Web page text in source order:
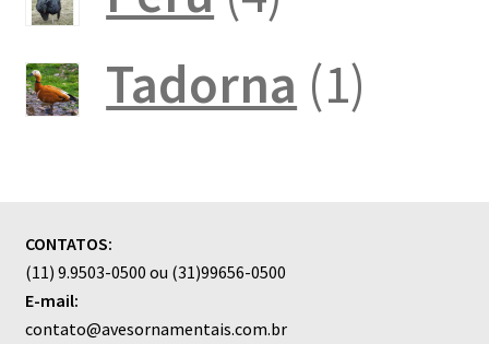
produtos
Tadorna 11
CONTATOS:
(11) 9.9503-0500 ou (31)99656-0500
E-mail:
contato@avesornamentais.com.br